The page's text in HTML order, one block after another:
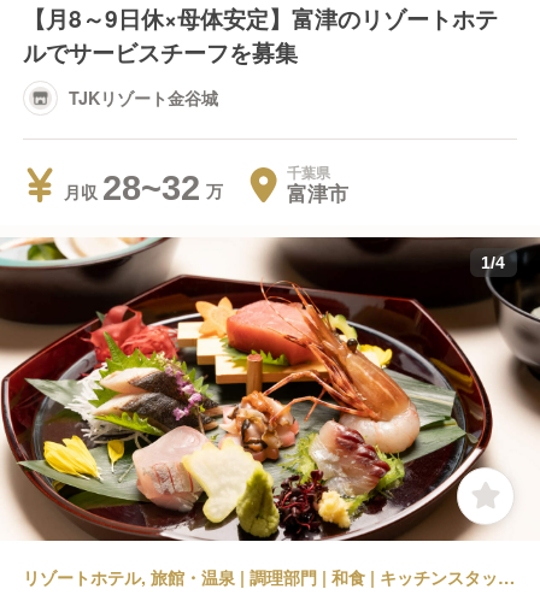
【月8～9日休×母体安定】富津のリゾートホテ
ルでサービスチーフを募集
TJKリゾート金谷城
月収 28~32 千葉県
富津市
1/4
リゾートホテル, 旅館・温泉 | 調理部門 | 和食 | キッチンスタッフ | TJKリゾート金谷城